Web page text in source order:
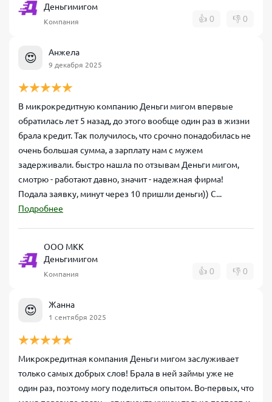
Деньгимигом
Компания 👍 0 👎 0
😍 Анжела
9 декабря 2025
В микрокредитную компанию Деньги мигом впервые
обратилась лет 5 назад, до этого вообще один раз в жизни
брала кредит. Так получилось, что срочно понадобилась не
очень большая сумма, а зарплату нам с мужем
задерживали. быстро нашла по отзывам Деньги мигом,
смотрю - работают давно, значит - надежная фирма!
Подала заявку, минут через 10 пришли деньги)) С...
Подробнее
ООО МКК
Деньгимигом
Компания 👍 0 👎 0
😍 Жанна
1 сентября 2025
Микрокредитная компания Деньги мигом заслуживает
только самых добрых слов! Брала в ней займы уже не
один раз, поэтому могу поделиться опытом. Во-первых, что